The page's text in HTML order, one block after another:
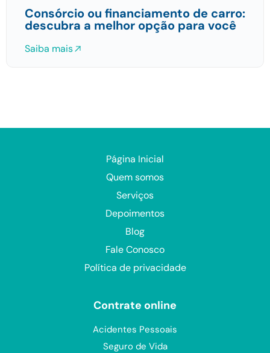
Consórcio ou financiamento de carro:
descubra a melhor opção para você
Saiba mais
Página Inicial
Quem somos
Serviços
Depoimentos
Blog
Fale Conosco
Política de privacidade
Contrate online
Acidentes Pessoais
Seguro de Vida